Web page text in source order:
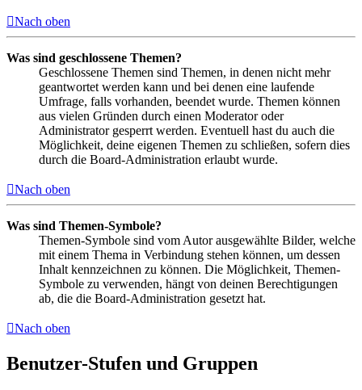
Nach oben
Was sind geschlossene Themen?
Geschlossene Themen sind Themen, in denen nicht mehr
geantwortet werden kann und bei denen eine laufende
Umfrage, falls vorhanden, beendet wurde. Themen können
aus vielen Gründen durch einen Moderator oder
Administrator gesperrt werden. Eventuell hast du auch die
Möglichkeit, deine eigenen Themen zu schließen, sofern dies
durch die Board-Administration erlaubt wurde.
Nach oben
Was sind Themen-Symbole?
Themen-Symbole sind vom Autor ausgewählte Bilder, welche
mit einem Thema in Verbindung stehen können, um dessen
Inhalt kennzeichnen zu können. Die Möglichkeit, Themen-
Symbole zu verwenden, hängt von deinen Berechtigungen
ab, die die Board-Administration gesetzt hat.
Nach oben
Benutzer-Stufen und Gruppen